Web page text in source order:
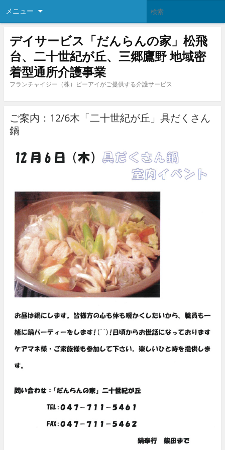
メニュー
デイサービス「だんらんの家」松飛
台、二十世紀が丘、三郷鷹野 地域密
着型通所介護事業
フランチャイジー（株）ビーアイがご提供する介護サービス
ご案内：12/6木「二十世紀が丘」具だくさん
鍋